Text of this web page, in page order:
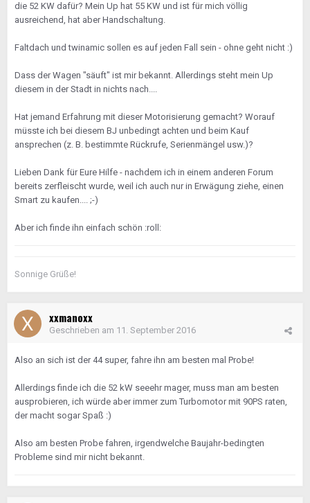
die 52 KW dafür? Mein Up hat 55 KW und ist für mich völlig
ausreichend, hat aber Handschaltung.
Faltdach und twinamic sollen es auf jeden Fall sein - ohne geht nicht :)
Dass der Wagen "säuft" ist mir bekannt. Allerdings steht mein Up
diesem in der Stadt in nichts nach....
Hat jemand Erfahrung mit dieser Motorisierung gemacht? Worauf
müsste ich bei diesem BJ unbedingt achten und beim Kauf
ansprechen (z. B. bestimmte Rückrufe, Serienmängel usw.)?
Lieben Dank für Eure Hilfe - nachdem ich in einem anderen Forum
bereits zerfleischt wurde, weil ich auch nur in Erwägung ziehe, einen
Smart zu kaufen.... ;-)
Aber ich finde ihn einfach schön :roll:
Sonnige Grüße!
xxmanoxx
Geschrieben am 11. September 2016
Also an sich ist der 44 super, fahre ihn am besten mal Probe!
Allerdings finde ich die 52 kW seeehr mager, muss man am besten
ausprobieren, ich würde aber immer zum Turbomotor mit 90PS raten,
der macht sogar Spaß :)
Also am besten Probe fahren, irgendwelche Baujahr-bedingten
Probleme sind mir nicht bekannt.